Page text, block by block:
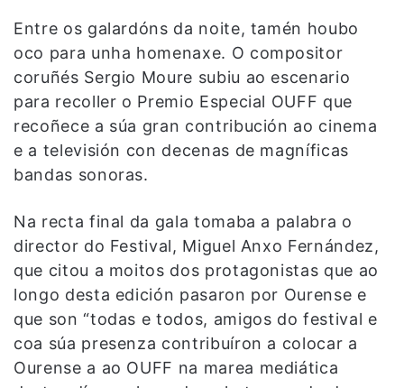
Entre os galardóns da noite, tamén houbo
oco para unha homenaxe. O compositor
coruñés Sergio Moure subiu ao escenario
para recoller o Premio Especial OUFF que
recoñece a súa gran contribución ao cinema
e a televisión con decenas de magníficas
bandas sonoras.
Na recta final da gala tomaba a palabra o
director do Festival, Miguel Anxo Fernández,
que citou a moitos dos protagonistas que ao
longo desta edición pasaron por Ourense e
que son “todas e todos, amigos do festival e
coa súa presenza contribuíron a colocar a
Ourense a ao OUFF na marea mediática